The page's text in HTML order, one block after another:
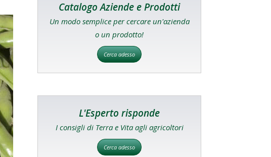
Catalogo Aziende e Prodotti
Un modo semplice per cercare un'azienda
o un prodotto!
Cerca adesso
L'Esperto risponde
I consigli di Terra e Vita agli agricoltori
Cerca adesso